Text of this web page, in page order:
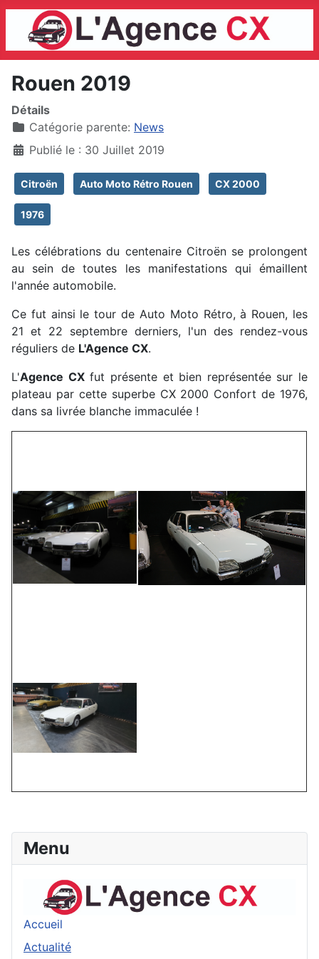
Menu
Accueil
Actualité
Rouen 2019
Détails
Catégorie parente: News
Publié le : 30 Juillet 2019
Citroën Auto Moto Rétro Rouen CX 2000
1976
Les célébrations du centenaire Citroën se prolongent
au sein de toutes les manifestations qui émaillent
l'année automobile.
Ce fut ainsi le tour de Auto Moto Rétro, à Rouen, les
21 et 22 septembre derniers, l'un des rendez-vous
réguliers de L'Agence CX.
L'Agence CXfut présente et bien représentée sur le
plateau par cette superbe CX 2000 Confort de 1976,
dans sa livrée blanche immaculée !